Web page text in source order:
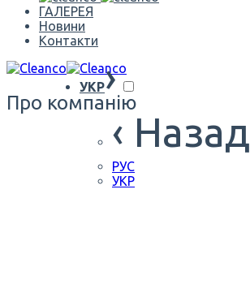
ГАЛЕРЕЯ
Новини
Контакти
УКР›
‹ Назад
РУС
УКР
Про компанію